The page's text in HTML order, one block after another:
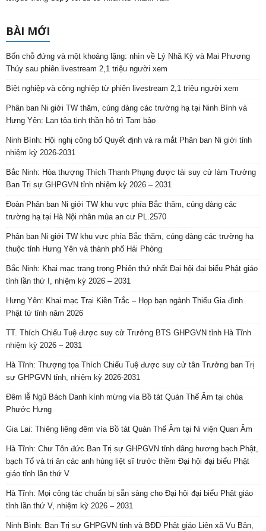
BÀI MỚI
Bốn chỗ đứng và một khoảng lặng: nhìn về Lý Nhã Kỳ và Mai Phương
Thúy sau phiên livestream 2,1 triệu người xem
Biệt nghiệp và cộng nghiệp từ phiên livestream 2,1 triệu người xem
Phân ban Ni giới TW thăm, cúng dàng các trường hạ tại Ninh Bình và
Hưng Yên: Lan tỏa tinh thần hộ trì Tam bảo
Ninh Bình: Hội nghị công bố Quyết định và ra mắt Phân ban Ni giới tỉnh
nhiệm kỳ 2026-2031
Bắc Ninh: Hòa thượng Thích Thanh Phụng được tái suy cử làm Trưởng
Ban Trị sự GHPGVN tỉnh nhiệm kỳ 2026 – 2031
Đoàn Phân ban Ni giới TW khu vực phía Bắc thăm, cúng dàng các
trường hạ tại Hà Nội nhân mùa an cư PL.2570
Phân ban Ni giới TW khu vực phía Bắc thăm, cúng dàng các trường hạ
thuộc tỉnh Hưng Yên và thành phố Hải Phòng
Bắc Ninh: Khai mạc trang trọng Phiên thứ nhất Đại hội đại biểu Phật giáo
tỉnh lần thứ I, nhiệm kỳ 2026 – 2031
Hưng Yên: Khai mạc Trại Kiền Trắc – Họp bạn ngành Thiếu Gia đình
Phật tử tỉnh năm 2026
TT. Thích Chiếu Tuệ được suy cử Trưởng BTS GHPGVN tỉnh Hà Tĩnh
nhiệm kỳ 2026 – 2031
Hà Tĩnh: Thượng tọa Thích Chiếu Tuệ được suy cử tân Trưởng ban Trị
sự GHPGVN tỉnh, nhiệm kỳ 2026-2031
Đêm lễ Ngũ Bách Danh kính mừng vía Bồ tát Quán Thế Âm tại chùa
Phước Hưng
Gia Lai: Thiêng liêng đêm vía Bồ tát Quán Thế Âm tại Ni viện Quan Âm
Hà Tĩnh: Chư Tôn đức Ban Trị sự GHPGVN tỉnh dâng hương bạch Phật,
bạch Tổ và tri ân các anh hùng liệt sĩ trước thềm Đại hội đại biểu Phật
giáo tỉnh lần thứ V
Hà Tĩnh: Mọi công tác chuẩn bị sẵn sàng cho Đại hội đại biểu Phật giáo
tỉnh lần thứ V, nhiệm kỳ 2026 – 2031
Ninh Bình: Ban Trị sự GHPGVN tỉnh và BĐD Phật giáo Liên xã Vụ Bản,